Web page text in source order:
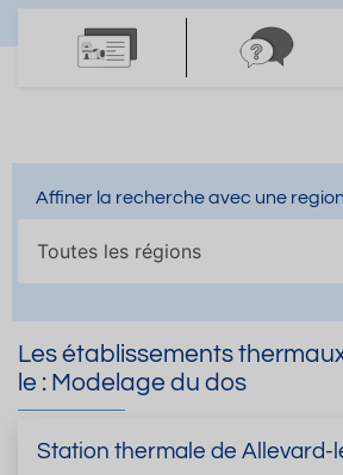
Affiner la recherche avec une region
Les établissements
le : Modelage du dos
Station thermale de Allevard-